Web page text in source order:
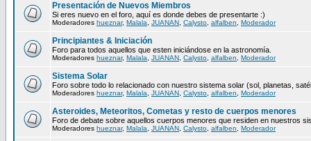
Presentación de Nuevos Miembros
Si eres nuevo en el foro, aquí es donde debes de presentarte :)
Moderadores hueznar, Malala JUANAN Calysto alfalben Moderador
Principiantes & Iniciación
Foro para todos aquellos que esten iniciándose en la astronomía.
Moderadores hueznar, Malala JUANAN Calysto alfalben Moderador
Sistema Solar
Foro sobre todo lo relacionado con nuestro sistema solar (sol, planetas,
Moderadores hueznar, Malala JUANAN Calysto alfalben Moderador
Asteroides, Meteoritos, Cometas y resto de cuerpos menores
Foro de debate sobre aquellos cuerpos menores que residen en nuestros
Moderadores hueznar, Malala JUANAN Calysto alfalben Moderador